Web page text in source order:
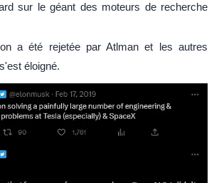
sur le géant des moteurs de recherche
a été rejetée par Atlman et les autres
éloigné.